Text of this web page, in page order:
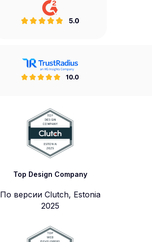
Top Design Company
По версии Clutch, Estonia
2025